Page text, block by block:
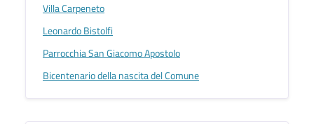
Villa Carpeneto
Leonardo Bistolfi
Parrocchia San Giacomo Apostolo
Bicentenario della nascita del Comune